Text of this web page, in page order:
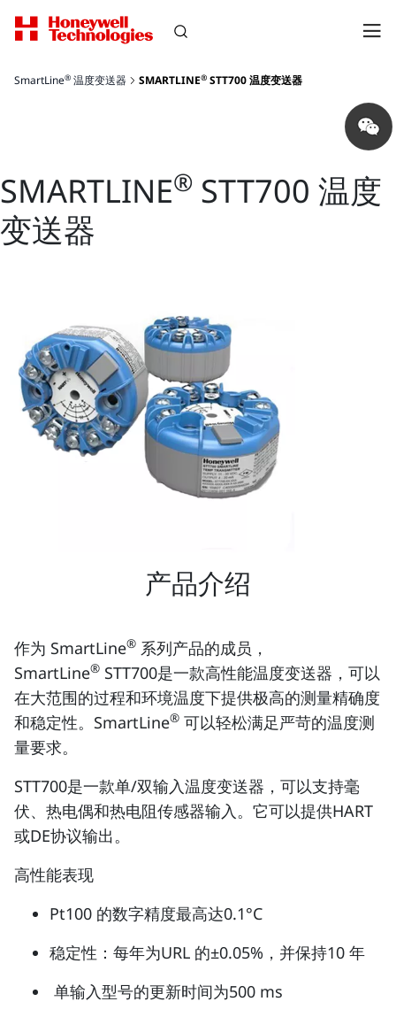
SmartLine® 温度变送器 SMARTLINE® STT700 温度变送器
Share
on
wechat
SMARTLINE® STT700 温度
变送器
产品介绍
作为 SmartLine® 系列产品的成员，
SmartLine® STT700是一款高性能温度变送器，可以
在大范围的过程和环境温度下提供极高的测量精确度
和稳定性。SmartLine® 可以轻松满足严苛的温度测
量要求。
STT700是一款单/双输入温度变送器，可以支持毫
伏、热电偶和热电阻传感器输入。它可以提供HART
或DE协议输出。
高性能表现
Pt100 的数字精度最高达0.1°C
稳定性：每年为URL 的±0.05%，并保持10 年
单输入型号的更新时间为500 ms